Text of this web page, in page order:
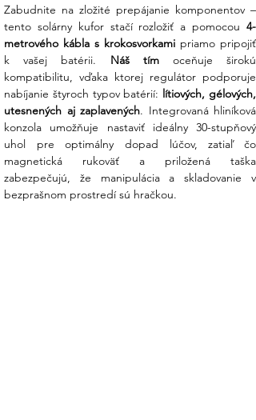
Zabudnite na zložité prepájanie komponentov –
tento solárny kufor stačí rozložiť a pomocou 4-
metrového kábla s krokosvorkami priamo pripojiť
k vašej batérii. Náš tím oceňuje širokú
kompatibilitu, vďaka ktorej regulátor podporuje
nabíjanie štyroch typov batérií: lítiových, gélových,
utesnených aj zaplavených. Integrovaná hliníková
konzola umožňuje nastaviť ideálny 30-stupňový
uhol pre optimálny dopad lúčov, zatiaľ čo
magnetická rukoväť a priložená taška
zabezpečujú, že manipulácia a skladovanie v
bezprašnom prostredí sú hračkou.